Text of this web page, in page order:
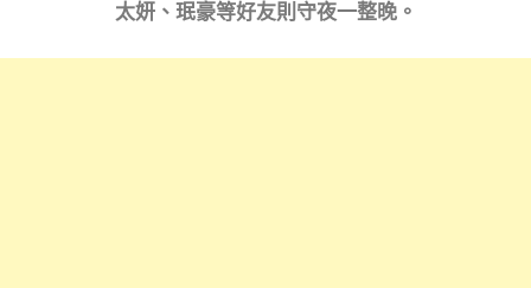
太妍、珉豪等好友則守夜一整晚。